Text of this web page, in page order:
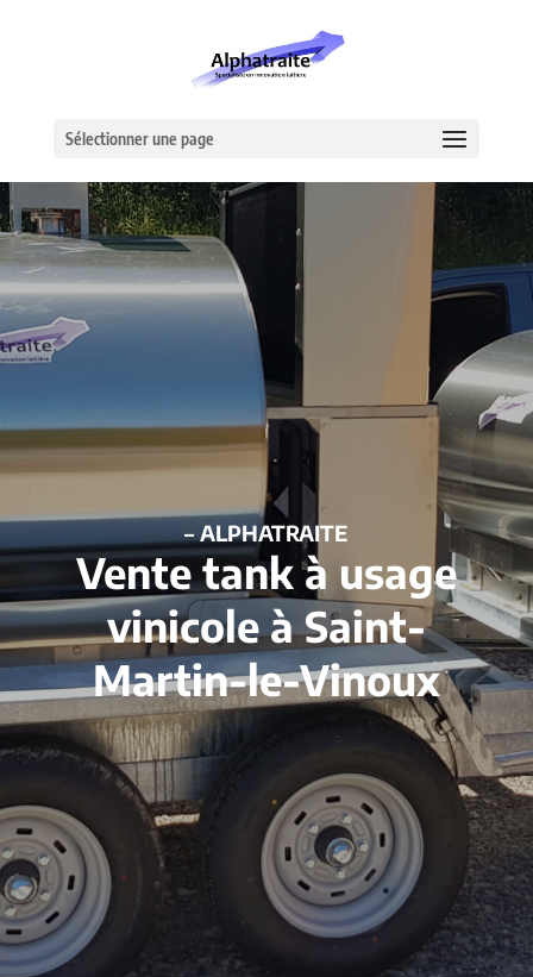
Sélectionner une page
– ALPHATRAITE
Vente tank à usage
vinicole à Saint-
Martin-le-Vinoux